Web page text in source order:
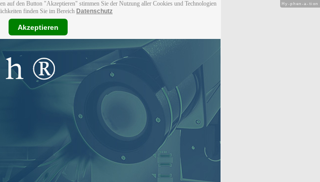
auf den Button "Akzeptieren" stimmen Sie der Nutzung aller Cookies und Technologien
finden Sie im Bereich Datenschutz
Akzeptieren
Hy-phen-a-tion